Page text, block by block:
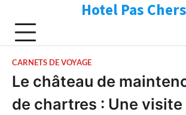
content
Hotel Pas Chers
CARNETS DE VOYAGE
Le château de
de chartres : Une visite